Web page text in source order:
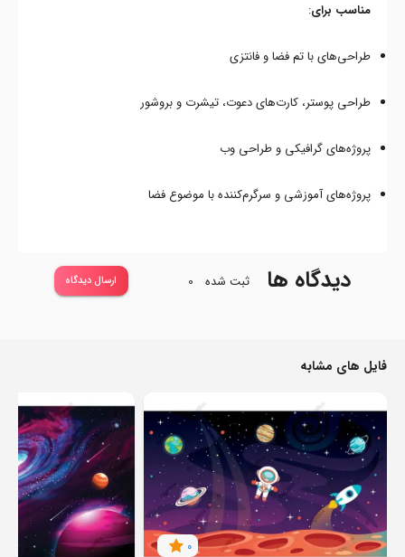
مناسب برای:
طراحی‌های با تم فضا و فانتزی
طراحی پوستر، کارت‌های دعوت، تیشرت و بروشور
پروژه‌های گرافیکی و طراحی وب
پروژه‌های آموزشی و سرگرم‌کننده با موضوع فضا
دیدگاه ها ثبت شده 0 ارسال دیدگاه
فایل های مشابه
0